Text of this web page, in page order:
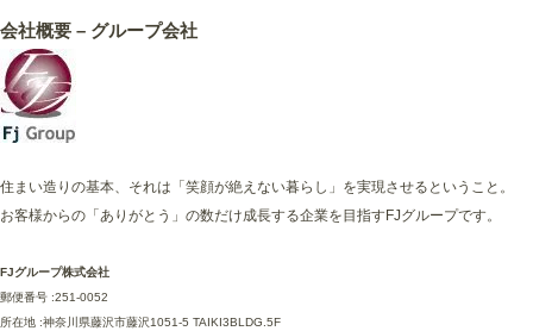
会社概要 – グループ会社
住まい造りの基本、それは「笑顔が絶えない暮らし」を実現させるということ。
お客様からの「ありがとう」の数だけ成長する企業を目指すFJグループです。
FJグループ株式会社
郵便番号 :251-0052
所在地 :神奈川県藤沢市藤沢1051-5 TAIKI3BLDG.5F